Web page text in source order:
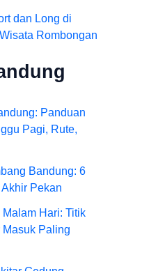
dan Long di
Rombongan
Panduan
Pagi, Rute,
Bandung: 6
Pekan
Hari: Titik
Masuk Paling